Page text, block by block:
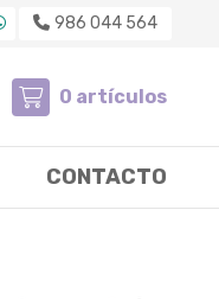
986 044 564
0 artículos
CONTACTO